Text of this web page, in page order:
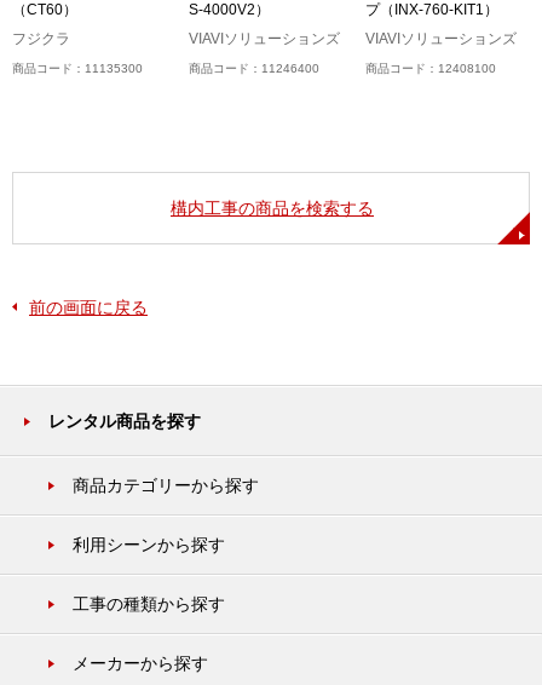
（CT60）
フジクラ
商品コード：11135300
S-4000V2）
VIAVIソリューションズ
商品コード：11246400
プ（INX-760-KIT1）
VIAVIソリューションズ
商品コード：12408100
構内工事の商品を検索する
前の画面に戻る
レンタル商品を探す
商品カテゴリーから探す
利用シーンから探す
工事の種類から探す
メーカーから探す